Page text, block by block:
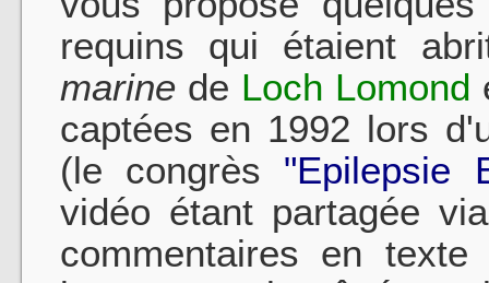
requins qui étaient
marine de Loch Lomond
captées en 1992 lors
(le congrès "Epilepsie
vidéo étant partagée
commentaires en